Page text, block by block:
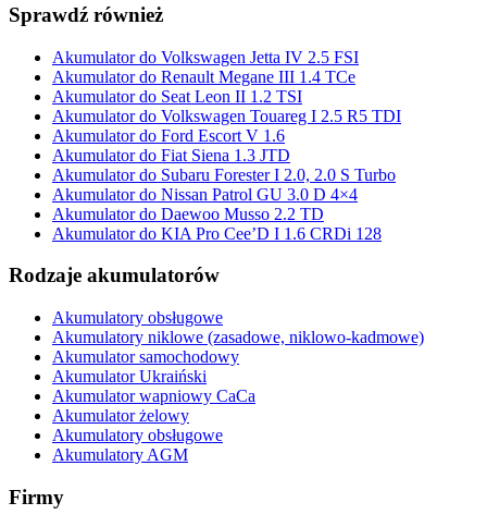
Sprawdź również
Akumulator do Volkswagen Jetta IV 2.5 FSI
Akumulator do Renault Megane III 1.4 TCe
Akumulator do Seat Leon II 1.2 TSI
Akumulator do Volkswagen Touareg I 2.5 R5 TDI
Akumulator do Ford Escort V 1.6
Akumulator do Fiat Siena 1.3 JTD
Akumulator do Subaru Forester I 2.0, 2.0 S Turbo
Akumulator do Nissan Patrol GU 3.0 D 4×4
Akumulator do Daewoo Musso 2.2 TD
Akumulator do KIA Pro Cee’D I 1.6 CRDi 128
Rodzaje akumulatorów
Akumulatory obsługowe
Akumulatory niklowe (zasadowe, niklowo-kadmowe)
Akumulator samochodowy
Akumulator Ukraiński
Akumulator wapniowy CaCa
Akumulator żelowy
Akumulatory obsługowe
Akumulatory AGM
Firmy